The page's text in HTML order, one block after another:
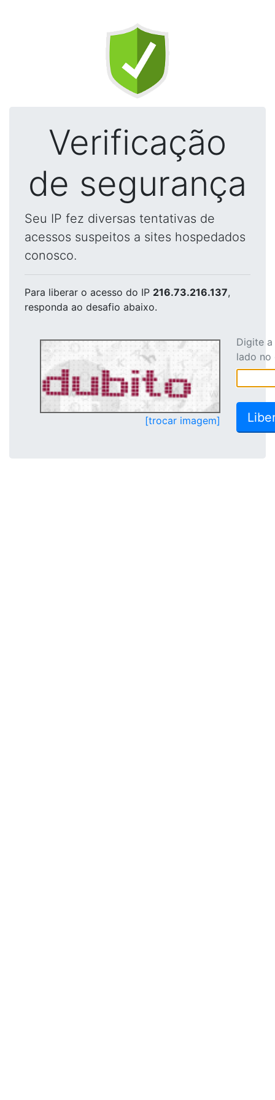
Verificação
de segurança
Seu IP fez diversas tentativas de
acessos suspeitos a sites hospedados
conosco.
Para liberar o acesso do IP 216.73.216.137,
responda ao desafio abaixo.
[trocar imagem]
Digite
lado no